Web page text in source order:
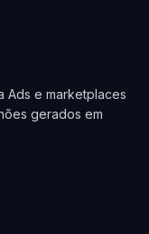
Ads e marketplaces
gerados em